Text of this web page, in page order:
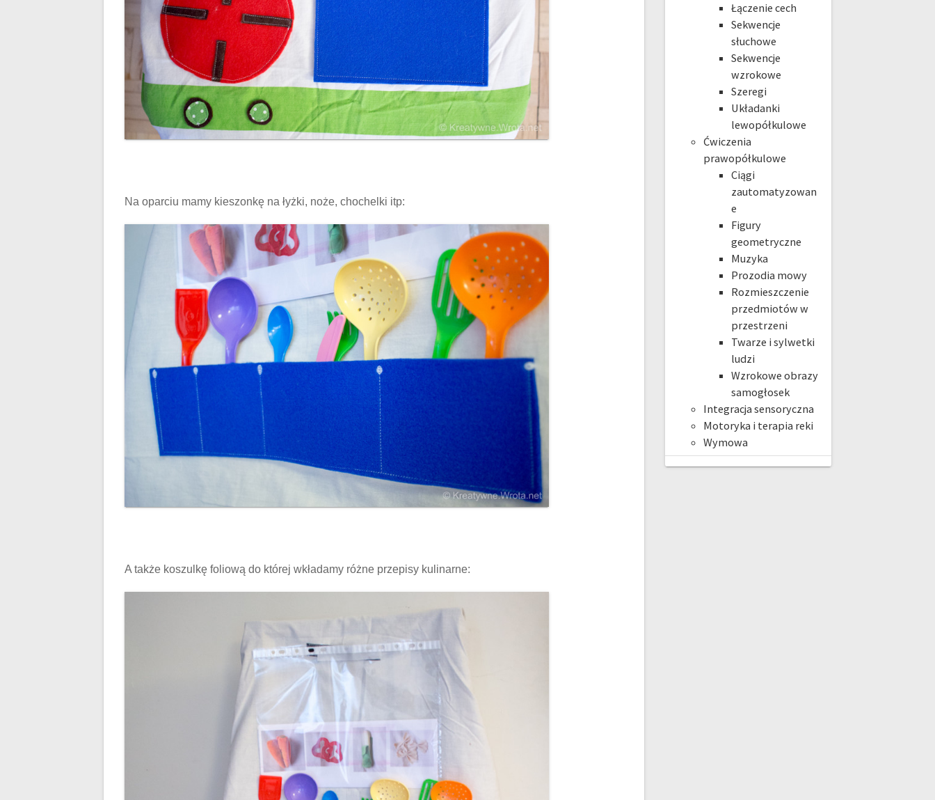
Na oparciu mamy kieszonkę na łyżki, noże, chochelki itp:
A także koszulkę foliową do której wkładamy różne przepisy kulinarne:
Łączenie cech
Sekwencje
słuchowe
Sekwencje
wzrokowe
Szeregi
Układanki
lewopółkulowe
Ćwiczenia
prawopółkulowe
Ciągi
zautomatyzowan
e
Figury
geometryczne
Muzyka
Prozodia mowy
Rozmieszczenie
przedmiotów w
przestrzeni
Twarze i sylwetki
ludzi
Wzrokowe obrazy
samogłosek
Integracja sensoryczna
Motoryka i terapia reki
Wymowa